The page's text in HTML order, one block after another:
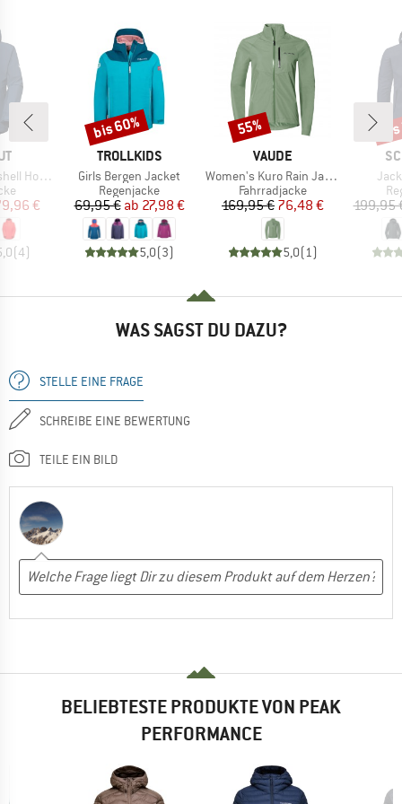
Jacket
Preis
€
(4)
MARKE
TROLLKIDS
Artikel
Girls Bergen Jacket
Produktgruppe
Regenjacke
Preis
69,95 € reduzierter Preis
ab 27,98 €
5,0(3)
Rabatt
bis 60%
MARKE
VAUDE
Artikel
Women's Kuro Rain Jacket
Produktgruppe
Fahrradjacke
Preis
169,95 €reduzierter Preis
76,48 €
5,0(1)
Rabatt
55%
199,95
WAS SAGST DU DAZU?
STELLE EINE FRAGE
SCHREIBE EINE BEWERTUNG
TEILE EIN BILD
BELIEBTESTE PRODUKTE VON PEAK
PERFORMANCE